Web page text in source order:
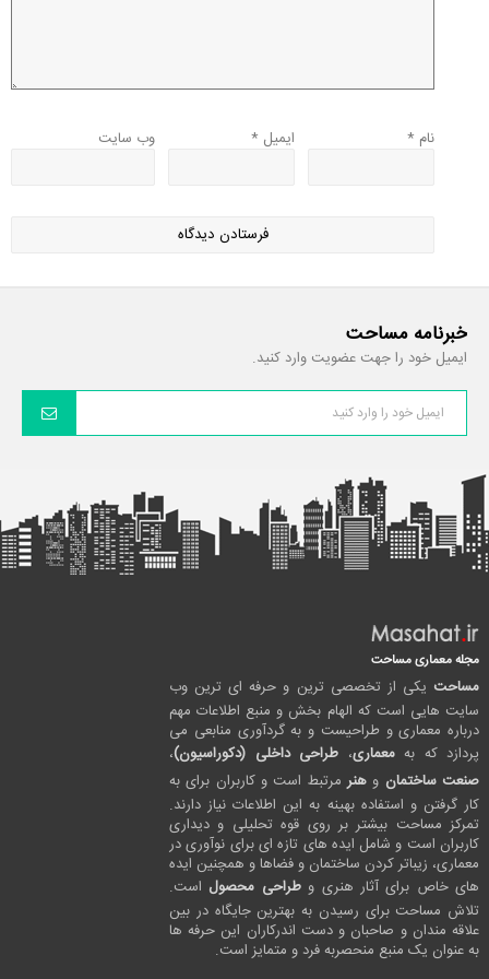
نام * ایمیل * وب‌ سایت
خبرنامه مساحت
ایمیل خود را جهت عضویت وارد کنید.
مجله معماری مساحت
مساحت یکی از تخصصی ترین و حرفه ای ترین وب
سایت هایی است که الهام بخش و منبع اطلاعات مهم
درباره معماری و طراحیست و به گردآوری منابعی می
پردازد که بهمعماری، طراحی داخلی (دکوراسیون)،
صنعت ساختمان و هنرمرتبط است و کاربران برای به
کار گرفتن و استفاده بهینه به این اطلاعات نیاز دارند.
تمرکز مساحت بیشتر بر روی قوه تحلیلی و دیداری
کاربران است و شامل ایده های تازه ای برای نوآوری در
معماری، زیباتر کردن ساختمان و فضاها و همچنین ایده
های خاص برای آثار هنری وطراحی محصول است.
تلاش مساحت برای رسیدن به بهترین جایگاه در بین
علاقه مندان و صاحبان و دست اندرکاران این حرفه ها
به عنوان یک منبع منحصربه فرد و متمایز است.